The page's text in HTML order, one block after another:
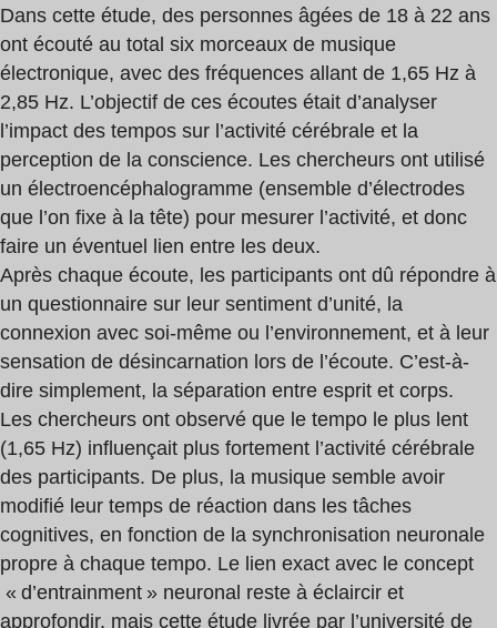
Dans cette étude, des personnes âgées de 18 à 22 ans
ont écouté au total six morceaux de musique
électronique, avec des fréquences allant de 1,65 Hz à
2,85 Hz. L’objectif de ces écoutes était d’analyser
l’impact des tempos sur l’activité cérébrale et la
perception de la conscience. Les chercheurs ont utilisé
un électroencéphalogramme (ensemble d’électrodes
que l’on fixe à la tête) pour mesurer l’activité, et donc
faire un éventuel lien entre les deux.
Après chaque écoute, les participants ont dû répondre à
un questionnaire sur leur sentiment d’unité, la
connexion avec soi-même ou l’environnement, et à leur
sensation de désincarnation lors de l’écoute. C’est-à-
dire simplement, la séparation entre esprit et corps.
Les chercheurs ont observé que le tempo le plus lent
(1,65 Hz) influençait plus fortement l’activité cérébrale
des participants. De plus, la musique semble avoir
modifié leur temps de réaction dans les tâches
cognitives, en fonction de la synchronisation neuronale
propre à chaque tempo. Le lien exact avec le concept
« d’entrainment » neuronal reste à éclaircir et
approfondir, mais cette étude livrée par l’université de